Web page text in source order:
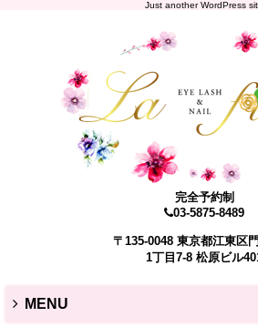
Just another WordPress
完全予約制
03-5875-8489
〒135-0048 東京都江東区
1丁目7-8 松原ビル
MENU